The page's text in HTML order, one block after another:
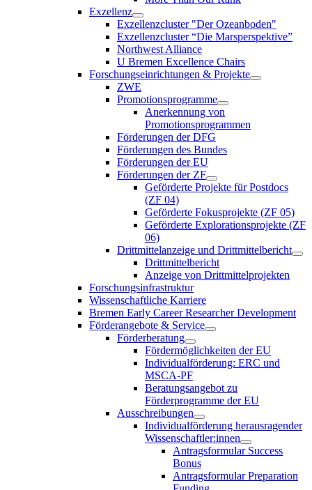
Exzellenz
Exzellenzcluster "Der Ozeanboden"
Exzellenzcluster “Die Marsperspektive”
Northwest Alliance
U Bremen Excellence Chairs
Forschungseinrichtungen & Projekte
ZWE
Promotionsprogramme
Anerkennung von
Promotionsprogrammen
Förderungen der DFG
Förderungen des Bundes
Förderungen der EU
Förderungen der ZF
Geförderte Projekte für Postdocs
(ZF 04)
Geförderte Fokusprojekte (ZF 05)
Geförderte Explorationsprojekte (ZF
06)
Drittmittelanzeige und Drittmittelbericht
Drittmittelbericht
Anzeige von Drittmittelprojekten
Forschungsinfrastruktur
Wissenschaftliche Karriere
Bremen Early Career Researcher Development
Förderangebote & Service
Förderberatung
Fördermöglichkeiten der EU
Individualförderung: ERC und
MSCA-PF
Beratungsangebot zu
Förderprogramme der EU
Ausschreibungen
Individualförderung herausragender
Wissenschaftler:innen
Antragsformular Success
Bonus
Antragsformular Preparation